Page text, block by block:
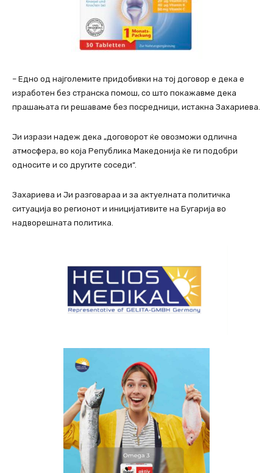
– Едно од најголемите придобивки на тој договор е дека е
изработен без странска помош, со што покажавме дека
прашањата ги решаваме без посредници, истакна Захариева.
Ји изрази надеж дека „договорот ќе овозможи одлична
атмосфера, во која Република Македонија ќе ги подобри
односите и со другите соседи“.
Захариева и Ји разговараа и за актуелната политичка
ситуација во регионот и иницијативите на Бугарија во
надворешната политика.